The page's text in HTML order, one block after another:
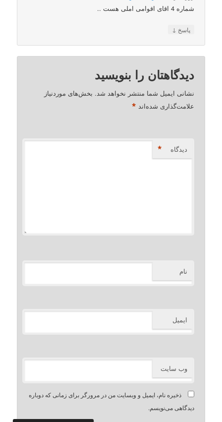
شماره 4 اقای اقوامی املی هست ..
پاسخ ↓
دیدگاهتان را بنویسید
نشانی ایمیل شما منتشر نخواهد شد. بخش‌های موردنیاز
علامت‌گذاری شده‌اند *
دیدگاه *
نام
ایمیل
وب‌ سایت
ذخیره نام، ایمیل و وبسایت من در مرورگر برای زمانی که دوباره
دیدگاهی می‌نویسم.